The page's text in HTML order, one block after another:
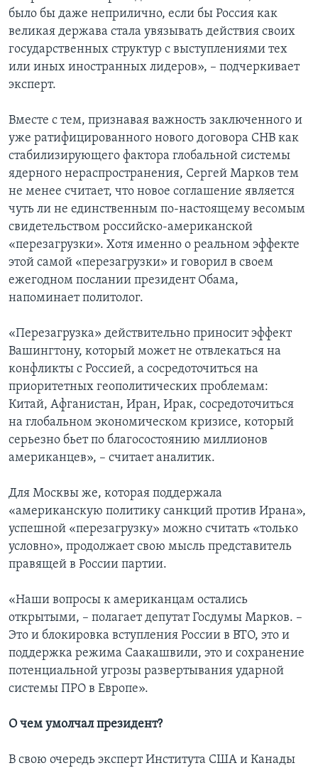
было бы даже неприлично, если бы Россия как
великая держава стала увязывать действия своих
государственных структур с выступлениями тех
или иных иностранных лидеров», – подчеркивает
эксперт.
Вместе с тем, признавая важность заключенного и
уже ратифицированного нового договора СНВ как
стабилизирующего фактора глобальной системы
ядерного нераспространения, Сергей Марков тем
не менее считает, что новое соглашение является
чуть ли не единственным по-настоящему весомым
свидетельством российско-американской
«перезагрузки». Хотя именно о реальном эффекте
этой самой «перезагрузки» и говорил в своем
ежегодном послании президент Обама,
напоминает политолог.
«Перезагрузка» действительно приносит эффект
Вашингтону, который может не отвлекаться на
конфликты с Россией, а сосредоточиться на
приоритетных геополитических проблемам:
Китай, Афганистан, Иран, Ирак, сосредоточиться
на глобальном экономическом кризисе, который
серьезно бьет по благосостоянию миллионов
американцев», – считает аналитик.
Для Москвы же, которая поддержала
«американскую политику санкций против Ирана»,
успешной «перезагрузку» можно считать «только
условно», продолжает свою мысль представитель
правящей в России партии.
«Наши вопросы к американцам остались
открытыми, – полагает депутат Госдумы Марков. –
Это и блокировка вступления России в ВТО, это и
поддержка режима Саакашвили, это и сохранение
потенциальной угрозы развертывания ударной
системы ПРО в Европе».
О чем умолчал президент?
В свою очередь эксперт Института США и Канады